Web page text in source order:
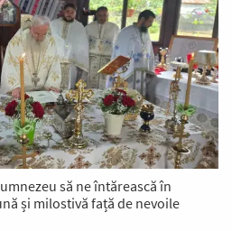
să ne întărească în
și milostivă față de nevoile